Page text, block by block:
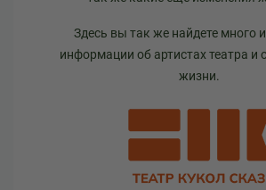
Здесь вы так же найдете много
информации об артистах театра и
жизни.